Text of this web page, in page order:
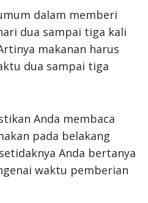
dalam memberi
dua sampai tiga kali
makanan harus
dua sampai tiga
Anda membaca
pada belakang
Anda bertanya
waktu pemberian